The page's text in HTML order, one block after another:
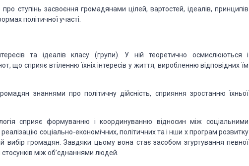
про ступінь засвоєння громадянами цілей, вартостей, ідеалів, принципів
політичної участі.
та ідеалів класу (групи). У ній теоретично осмислюються і
що сприяє втіленню їхніх інтересів у життя, виробленню відповідних їм
знаннями про політичну дійсність, сприяння зростанню їхньої
сприяє формуванню і координуванню відносин між соціальними
соціально-економічних, політичних та і нши х програм розвитку
вибір громадян. Завдяки цьому вона стає засобом згуртування певної
між об’єднаннями людей.